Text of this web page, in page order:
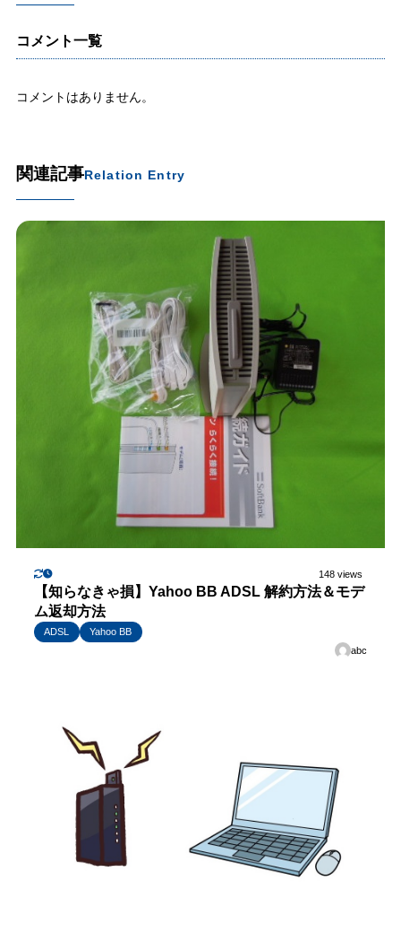
コメント一覧
コメントはありません。
関連記事Relation Entry
148 views
【知らなきゃ損】Yahoo BB ADSL 解約方法＆モデ
ム返却方法
ADSL
Yahoo BB
abc